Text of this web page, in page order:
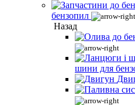
бензопил
Назад
шини для